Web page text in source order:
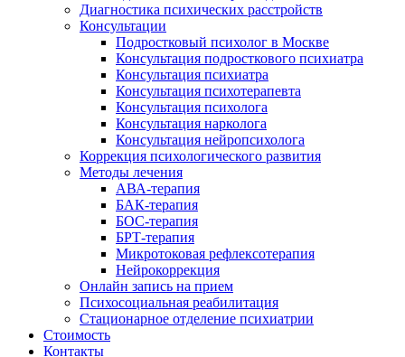
Диагностика психических расстройств
Консультации
Подростковый психолог в Москве
Консультация подросткового психиатра
Консультация психиатра
Консультация психотерапевта
Консультация психолога
Консультация нарколога
Консультация нейропсихолога
Коррекция психологического развития
Методы лечения
АВА-терапия
БАК-терапия
БОС-терапия
БРТ-терапия
Микротоковая рефлексотерапия
Нейрокоррекция
Онлайн запись на прием
Психосоциальная реабилитация
Стационарное отделение психиатрии
Стоимость
Контакты